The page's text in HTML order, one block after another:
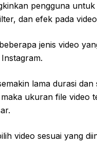
pengguna
dan efek pada
jenis video
lama durasi dan
ukuran file video
video sesuai yang